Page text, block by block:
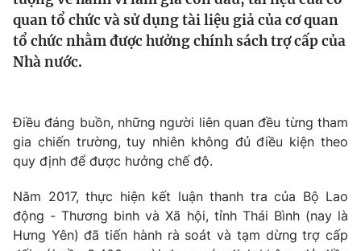
Thế giới đó đây
Câu chuyện quốc tế
Kinh tế
Tài chính
Dữ liệu và đời sống
Phim VTV
Hậu trường
Nhân vật
Khán giả
Giải trí
Âm nhạc
Đời sống
Du lịch
Giáo dục
quan tổ chức và sử dụng tài liệu giả của cơ quan
tổ chức nhằm được hưởng chính sách trợ cấp của
Nhà nước.
Điều đáng buồn, những người liên quan đều từng tham
gia chiến trường, tuy nhiên không đủ điều kiện theo
quy định để được hưởng chế độ.
Năm 2017, thực hiện kết luận thanh tra của Bộ Lao
động - Thương binh và Xã hội, tỉnh Thái Bình (nay là
Hưng Yên) đã tiến hành rà soát và tạm dừng trợ cấp